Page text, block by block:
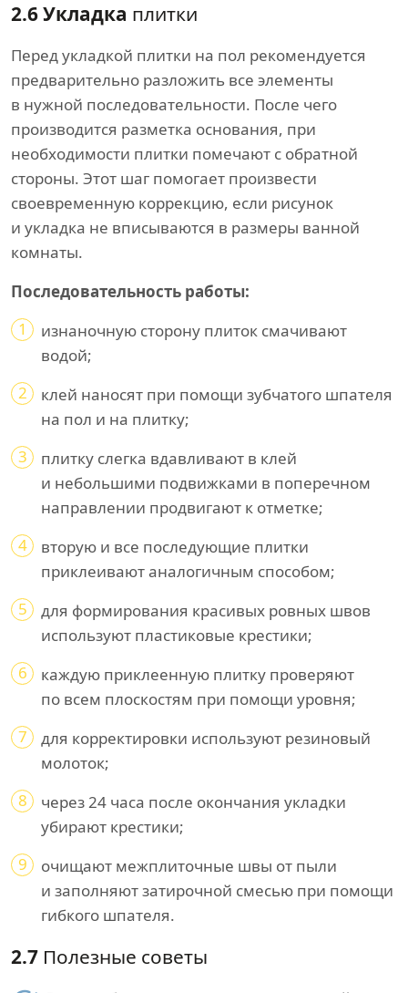
2.6 Укладка плитки
Перед укладкой плитки на пол рекомендуется
предварительно разложить все элементы
в нужной последовательности. После чего
производится разметка основания, при
необходимости плитки помечают с обратной
стороны. Этот шаг помогает произвести
своевременную коррекцию, если рисунок
и укладка не вписываются в размеры ванной
комнаты.
Последовательность работы:
1
изнаночную сторону плиток смачивают
водой;
2
клей наносят при помощи зубчатого шпателя
на пол и на плитку;
3
плитку слегка вдавливают в клей
и небольшими подвижками в поперечном
направлении продвигают к отметке;
4
вторую и все последующие плитки
приклеивают аналогичным способом;
5
для формирования красивых ровных швов
используют пластиковые крестики;
6
каждую приклеенную плитку проверяют
по всем плоскостям при помощи уровня;
7
для корректировки используют резиновый
молоток;
8
через 24 часа после окончания укладки
убирают крестики;
9
очищают межплиточные швы от пыли
и заполняют затирочной смесью при помощи
гибкого шпателя.
2.7 Полезные советы